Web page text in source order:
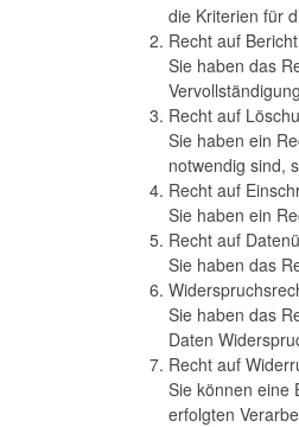
die Kriterien für
Recht auf
Sie haben das
Recht auf
Sie haben ein
notwendig sind,
Recht auf
Sie haben ein
Recht auf
Sie haben das
Sie haben das
Daten
Recht auf
Sie können eine
erfolgten